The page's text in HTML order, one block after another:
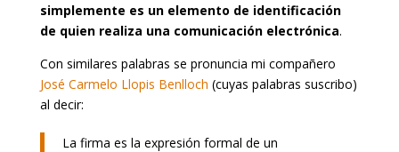
simplemente es un elemento de identificación
de quien realiza una comunicación electrónica.
Con similares palabras se pronuncia mi compañero
José Carmelo Llopis Benlloch (cuyas palabras suscribo)
al decir:
La firma es la expresión formal de un